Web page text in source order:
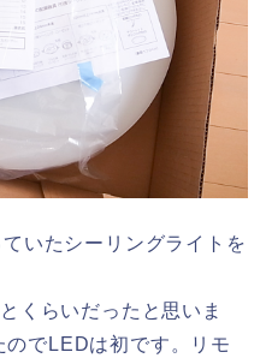
いたシーリングライトを
くらいだったと思いま
でLEDは初です。リモ